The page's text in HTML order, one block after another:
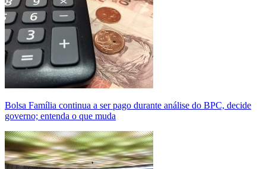
Bolsa Família continua a ser pago durante análise do BPC, decide
governo; entenda o que muda